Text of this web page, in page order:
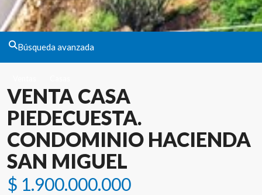
Búsqueda avanzada
VENTA CASA
PIEDECUESTA.
CONDOMINIO HACIENDA
SAN MIGUEL
$ 1.900.000.000